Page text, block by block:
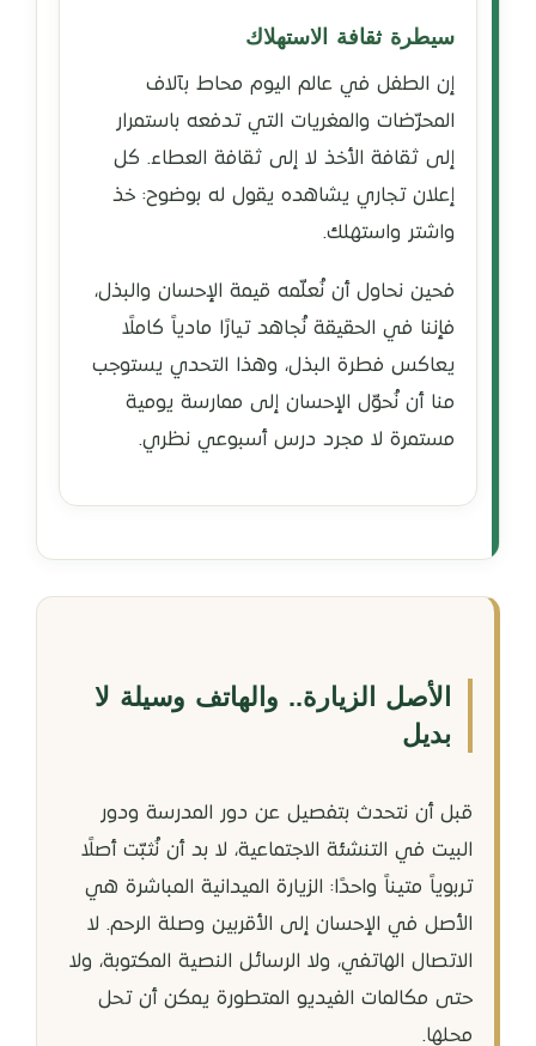
سيطرة ثقافة الاستهلاك
إن الطفل في عالم اليوم محاط بآلاف
المحرّضات والمغريات التي تدفعه باستمرار
إلى ثقافة الأخذ لا إلى ثقافة العطاء. كل
إعلان تجاري يشاهده يقول له بوضوح: خذ
واشتر واستهلك.
فحين نحاول أن نُعلّمه قيمة الإحسان والبذل،
فإننا في الحقيقة نُجاهد تيارًا مادياً كاملًا
يعاكس فطرة البذل، وهذا التحدي يستوجب
منا أن نُحوّل الإحسان إلى ممارسة يومية
مستمرة لا مجرد درس أسبوعي نظري.
الأصل الزيارة.. والهاتف وسيلة لا
بديل
قبل أن نتحدث بتفصيل عن دور المدرسة ودور
البيت في التنشئة الاجتماعية، لا بد أن نُثبّت أصلًا
تربوياً متيناً واحدًا: الزيارة الميدانية المباشرة هي
الأصل في الإحسان إلى الأقربين وصلة الرحم. لا
الاتصال الهاتفي، ولا الرسائل النصية المكتوبة، ولا
حتى مكالمات الفيديو المتطورة يمكن أن تحل
محلها.